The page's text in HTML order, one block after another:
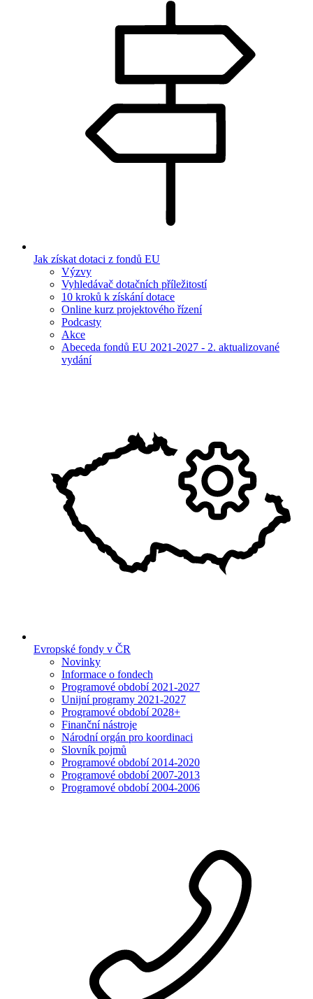
Jak získat dotaci z fondů EU
Výzvy
Vyhledávač dotačních příležitostí
10 kroků k získání dotace
Online kurz projektového řízení
Podcasty
Akce
Abeceda fondů EU 2021-2027 - 2. aktualizované
vydání
Evropské fondy v ČR
Novinky
Informace o fondech
Programové období 2021-2027
Unijní programy 2021-2027
Programové období 2028+
Finanční nástroje
Národní orgán pro koordinaci
Slovník pojmů
Programové období 2014-2020
Programové období 2007-2013
Programové období 2004-2006